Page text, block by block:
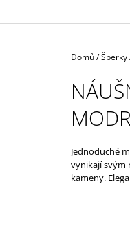
Domů/Šperky
Jednoduché
vynikají svým
kameny.
825 Kč